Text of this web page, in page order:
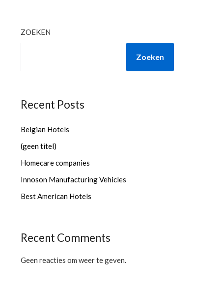
ZOEKEN
Zoeken
Recent Posts
Belgian Hotels
(geen titel)
Homecare companies
Innoson Manufacturing Vehicles
Best American Hotels
Recent Comments
Geen reacties om weer te geven.